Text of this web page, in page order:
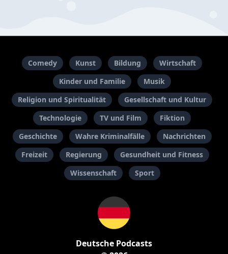
Comedy Kunst Bildung
Wirtschaft
Kinder und Familie
Musik
Religion und Spiritualität
Gesellschaft und Kultur
Technologie
TV und Film
Fiktion
Geschichte
Wahre Kriminalfälle
Nachrichten
Freizeit
Regierung
Gesundheit und Fitness
Wissenschaft
Sport
Deutsche Podcasts